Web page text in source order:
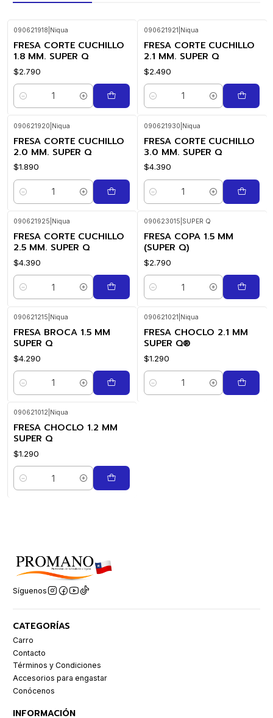
090621918 Niqua
FRESA CORTE CUCHILLO
1.8 MM. SUPER Q
$2.790
Cantidad
090621921 Niqua
FRESA CORTE CUCHILLO
2.1 MM. SUPER Q
$2.490
Cantidad
090621920 Niqua
FRESA CORTE CUCHILLO
2.0 MM. SUPER Q
$1.890
Cantidad
090621930 Niqua
FRESA CORTE CUCHILLO
3.0 MM. SUPER Q
$4.390
Cantidad
090621925 Niqua
FRESA CORTE CUCHILLO
2.5 MM. SUPER Q
$4.390
Cantidad
090623015 SUPER Q
FRESA COPA 1.5 MM
(SUPER Q)
$2.790
Cantidad
090621215 Niqua
FRESA BROCA 1.5 MM
SUPER Q
$4.290
Cantidad
090621021 Niqua
FRESA CHOCLO 2.1 MM
SUPER Q®
$1.290
Cantidad
090621012 Niqua
FRESA CHOCLO 1.2 MM
SUPER Q
$1.290
Cantidad
Síguenos
CATEGORÍAS
Carro
Contacto
Términos y Condiciones
Accesorios para engastar
Conócenos
INFORMACIÓN